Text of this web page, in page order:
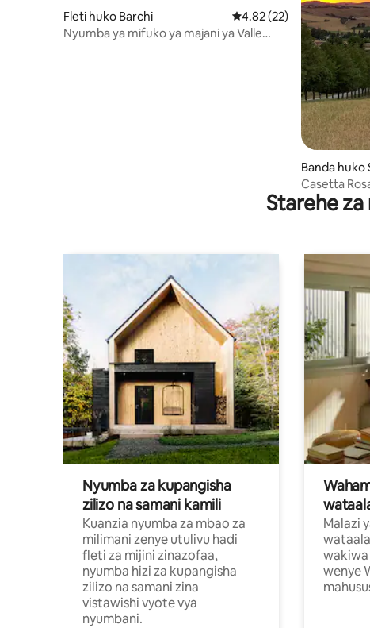
Fleti huko Barchi Ukadiriaji wa wastani wa
4.82 (22)
Nyumba ya mifuko ya majani ya Valle
Banda huko
Casetta
Starehe
Nyumba za kupangisha
zilizo na samani kamili
Kuanzia nyumba za mbao za
milimani zenye utulivu hadi
fleti za mijini zinazofaa,
nyumba hizi za kupangisha
zilizo na samani zina
vistawishi vyote vya
nyumbani.
Malazi
wakiwa
wenye